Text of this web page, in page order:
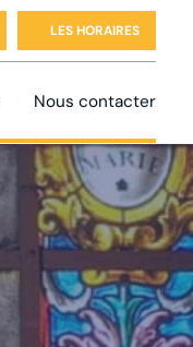
LES HORAIRES
Nous contacter